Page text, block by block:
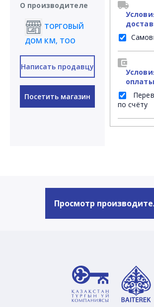
О производителе
ТОРГОВЫЙ
ДОМ КМ, ТОО
Написать продавцу
Посетить магазин
оплаты
по счёту
Просмотр